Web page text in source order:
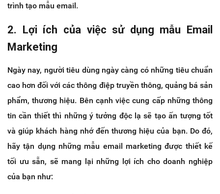
trình tạo mẫu email.
2. Lợi ích của việc sử dụng mẫu Email
Marketing
Ngày nay, người tiêu dùng ngày càng có những tiêu chuẩn
cao hơn đối với các thông điệp truyền thông, quảng bá sản
phẩm, thương hiệu. Bên cạnh việc cung cấp những thông
tin cần thiết thì những ý tưởng độc lạ sẽ tạo ấn tượng tốt
và giúp khách hàng nhớ đến thương hiệu của bạn. Do đó,
hãy tận dụng những mẫu email marketing được thiết kế
tối ưu sẵn, sẽ mang lại những lợi ích cho doanh nghiệp
của bạn như: